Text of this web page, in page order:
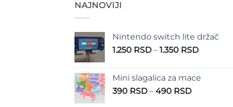
NAJNOVIJI
Nintendo switch lite držač
1.250 RSD – 1.350 RSDRaspon
1.250 RSD
Mini slagalica za mace
390 RSD – 490 RSDRaspon